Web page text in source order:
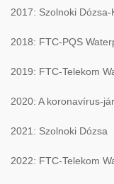
2017: Szolnoki Dózsa-
2018: FTC-PQS
2019: FTC-Telekom
2020: A koronavírus-
2021: Szolnoki Dózsa
2022: FTC-Telekom